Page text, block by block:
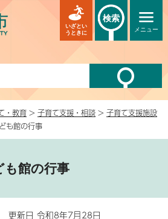
メニュー
いざとい
うときに
検索
・教育 > 子育て支援・相談 > 子育て支援施設
も館の行事
も館の行事
更新日 令和8年7月28日